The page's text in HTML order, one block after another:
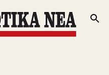
περιεχόμενο